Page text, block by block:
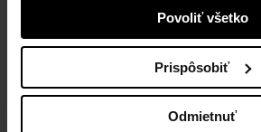
Povoliť všetko
Prispôsobiť
Odmietnuť
Tatry mountain resorts, a.s.
Demänovská Dolina 72
031 01 Liptovský Mikuláš 1